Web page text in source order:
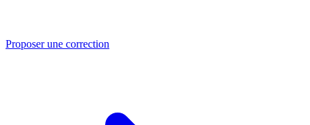
Proposer une correction